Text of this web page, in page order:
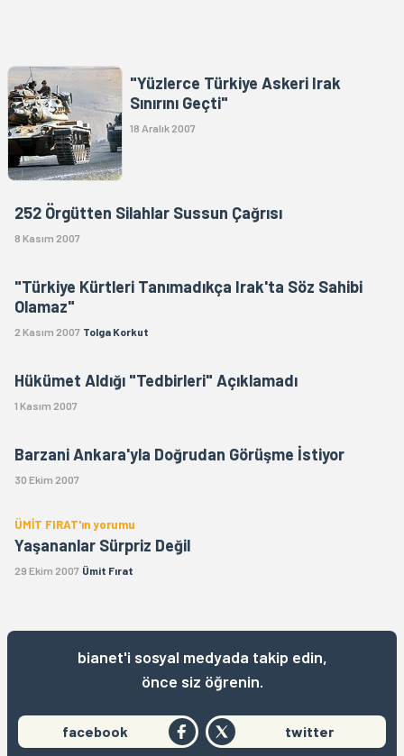
"Yüzlerce Türkiye Askeri Irak
Sınırını Geçti"
18 Aralık 2007
252 Örgütten Silahlar Sussun Çağrısı
8 Kasım 2007
"Türkiye Kürtleri Tanımadıkça Irak'ta Söz Sahibi
Olamaz"
2 Kasım 2007 Tolga Korkut
Hükümet Aldığı "Tedbirleri" Açıklamadı
1 Kasım 2007
Barzani Ankara'yla Doğrudan Görüşme İstiyor
30 Ekim 2007
ÜMİT FIRAT'ın yorumu
Yaşananlar Sürpriz Değil
29 Ekim 2007 Ümit Fırat
bianet'i sosyal medyada takip edin,
önce siz öğrenin.
facebook twitter